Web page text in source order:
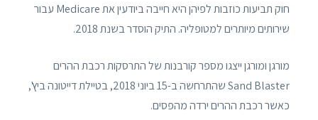
חוק תביעות כוזבות לפיהן היא חייבה ביודעין את Medicare עבור
שירותים מיותרים למטופליה. התיק הוסדר בשנת 2018.
מורגן ומורגן ייצגו מספר קורבנות של התרסקות רכבת ההרים
Sand Blaster שהתרחשה ב-15 ביוני 2018, בטיילת דייטונה ביץ',
כאשר רכבת ההרים ירדה מהפסים.